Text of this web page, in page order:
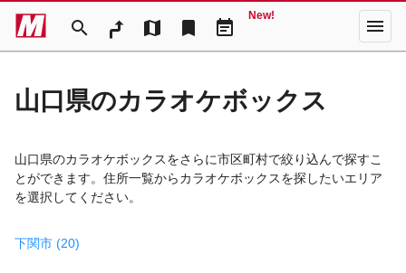
search map bookmark event_note
New! menu
山口県のカラオケボックス
山口県のカラオケボックスをさらに市区町村で絞り込んで探すこ
とができます。住所一覧からカラオケボックスを探したいエリア
を選択してください。
下関市 (20)